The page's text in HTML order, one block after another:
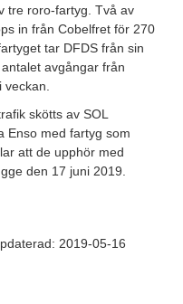
tre roro-fartyg. Två av
in från Cobelfret för 270
tar DFDS från sin
avgångar från
skötts av SOL
Enso med fartyg som
att de upphör med
den 17 juni 2019.
2019-05-16